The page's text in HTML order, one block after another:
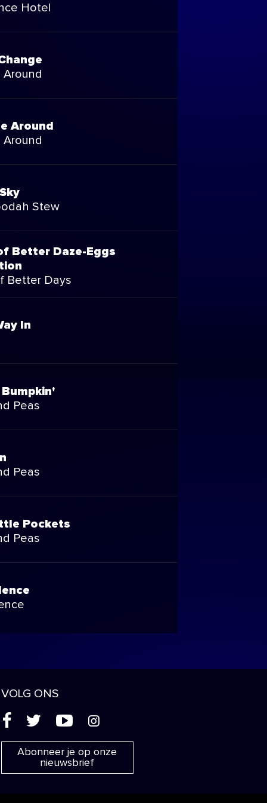
Hotel
Around
Around
Around
Stew
Better Daze-Eggs
Better Days
In
Peas
Peas
Pockets
Peas
VOLG ONS
( ' + &
Abonneer je op onze
nieuwsbrief